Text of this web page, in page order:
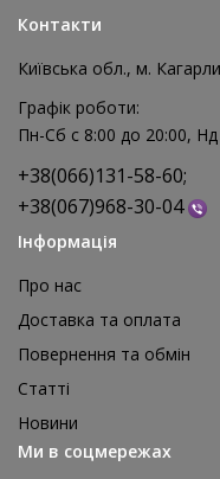
Реквізит для
Контакти
Київська обл., м.
Графік роботи:
Пн-Сб с 8:00 до 20:00, Нд
+38(066)131-58-60;
+38(067)968-30-04
Інформація
Про нас
Доставка та оплата
Повернення та обмін
Статті
Новини
Ми в соцмережах